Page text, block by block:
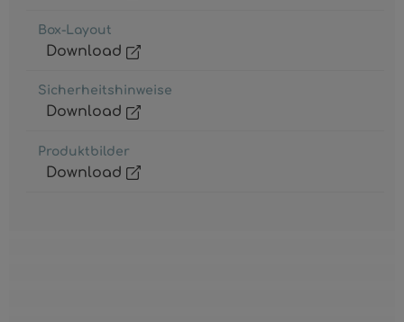
Box-Layout
Download
Sicherheitshinweise
Download
Produktbilder
Download